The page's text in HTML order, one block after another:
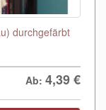
durchgefärbt
Ab: 4,39€